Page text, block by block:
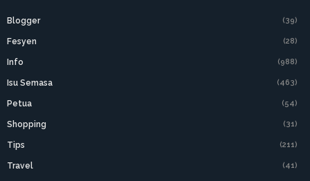
Blogger (39)
Fesyen (28)
Info (988)
Isu Semasa (463)
Petua (54)
Shopping (31)
Tips (211)
Travel (41)